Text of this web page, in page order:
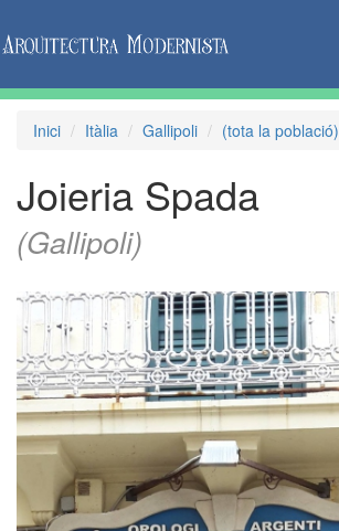
Inici Itàlia Gallipoli (tota la població)
Joieria Spada
(Gallipoli)